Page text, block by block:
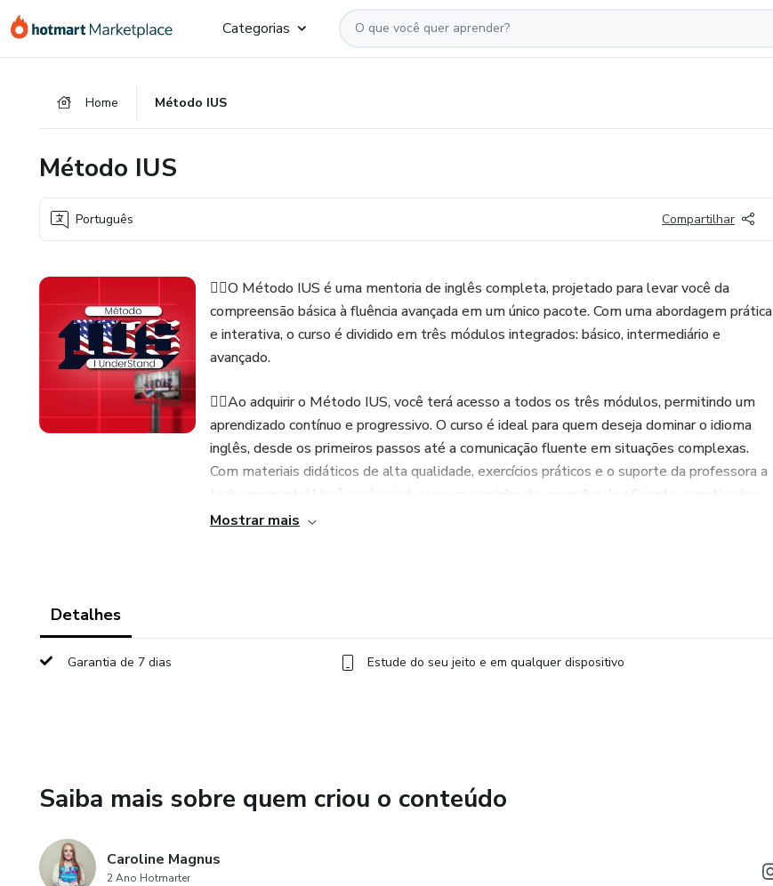
para
para
para
Categorias
Home Método IUS
Método IUS
Português Compartilhar
👉🏻O Método IUS é uma mentoria de inglês completa, projetado para levar você da
compreensão básica à fluência avançada em um único pacote. Com uma abordagem prática
e interativa, o curso é dividido em três módulos integrados: básico, intermediário e
avançado.
👉🏻Ao adquirir o Método IUS, você terá acesso a todos os três módulos, permitindo um
aprendizado contínuo e progressivo. O curso é ideal para quem deseja dominar o idioma
inglês, desde os primeiros passos até a comunicação fluente em situações complexas.
Com materiais didáticos de alta qualidade, exercícios práticos e o suporte da professora a
todo momento! Você será guiado por um caminho de aprendizado eficiente e motivador.
escuta e fala, e estará preparado para enfrentar desafios no mundo acadêmico, profissional
e pessoal. Não perca a oportunidade de alcançar seus objetivos com um curso que oferece
Mostrar mais
Detalhes
Garantia de 7 dias Estude do seu jeito e em qualquer dispositivo
Saiba mais sobre quem criou o conteúdo
Caroline Magnus
2 Ano Hotmarter